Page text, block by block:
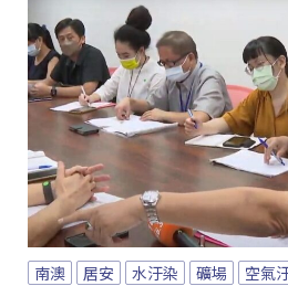
南澳 居安 水汙染 礦場 空氣